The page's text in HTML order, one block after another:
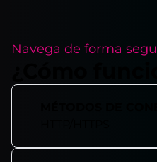
Navega de forma